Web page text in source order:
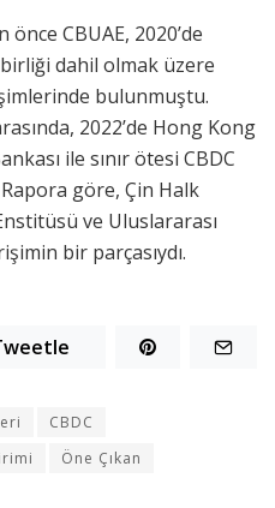
CBUAE, 2020’de
dahil olmak üzere
bulunmuştu.
2022’de Hong Kong
ile sınır ötesi CBDC
göre, Çin Halk
ve Uluslararası
bir parçasıydı.
CBDC
Öne Çıkan